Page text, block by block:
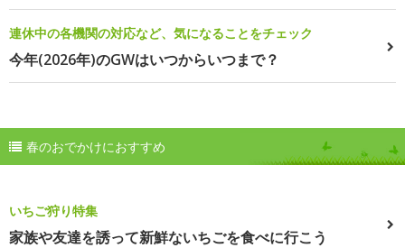
連休中の各機関の対応など、気になることをチェック
今年(2026年)のGWはいつからいつまで？
春のおでかけにおすすめ
いちご狩り特集
家族や友達を誘って新鮮ないちごを食べに行こう